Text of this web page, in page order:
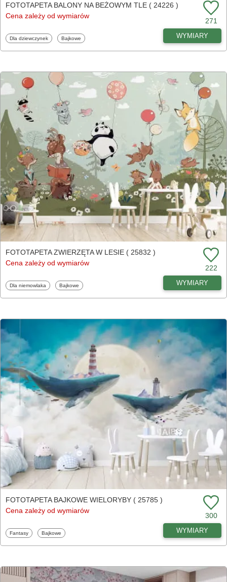
FOTOTAPETA BALONY NA BEŻOWYM TLE ( 24226 )
Cena zależy od wymiarów
271
Fototapety
Dla dziewczynek Fototapety
Bajkowe WYMIARY
FOTOTAPETA ZWIERZĘTA W LESIE ( 25832 )
Cena zależy od wymiarów
222
Fototapety
Dla niemowlaka Fototapety
Bajkowe WYMIARY
FOTOTAPETA BAJKOWE WIELORYBY ( 25785 )
Cena zależy od wymiarów
300
Fototapety
Fantasy Fototapety
Bajkowe WYMIARY